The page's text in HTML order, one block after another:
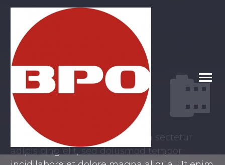


POST WITH VIDEO
LIGHTBOX
Lorem ipsum dolor sit ametcon sectetur
adipisicing elit, sed doiusmod tempor